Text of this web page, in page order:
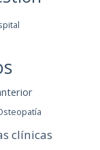
clínicas